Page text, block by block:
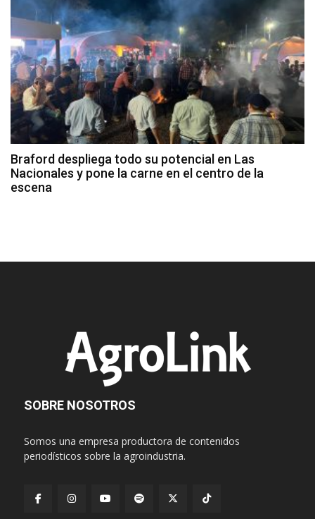
Braford despliega todo su potencial en Las
Nacionales y pone la carne en el centro de la
escena
SOBRE NOSOTROS
Somos una empresa productora de contenidos
periodísticos sobre la agroindustria.